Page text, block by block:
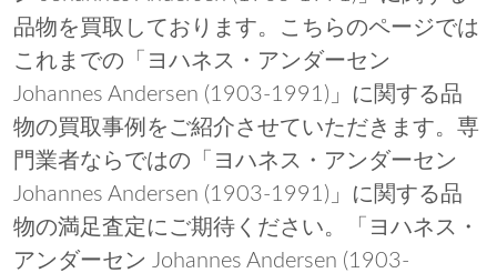
品物を買取しております。こちらのページでは
これまでの「ヨハネス・アンダーセン
Johannes Andersen (1903-1991)」に関する品
物の買取事例をご紹介させていただきます。専
門業者ならではの「ヨハネス・アンダーセン
Johannes Andersen (1903-1991)」に関する品
物の満足査定にご期待ください。「ヨハネス・
アンダーセン Johannes Andersen (1903-